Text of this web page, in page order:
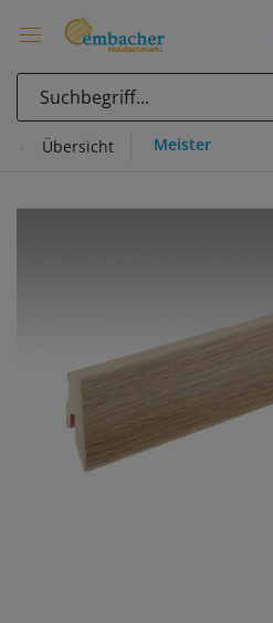
Übersicht Meister